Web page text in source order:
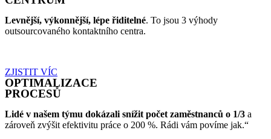
Levnější, výkonnější, lépe řiditelné. To jsou 3 výhody
outsourcovaného kontaktního centra.
ZJISTIT VÍC
OPTIMALIZACE
PROCESŮ
Lidé v našem týmu dokázali snížit počet zaměstnanců o 1/3 a
zároveň zvýšit efektivitu práce o 200 %. Rádi vám povíme jak.“